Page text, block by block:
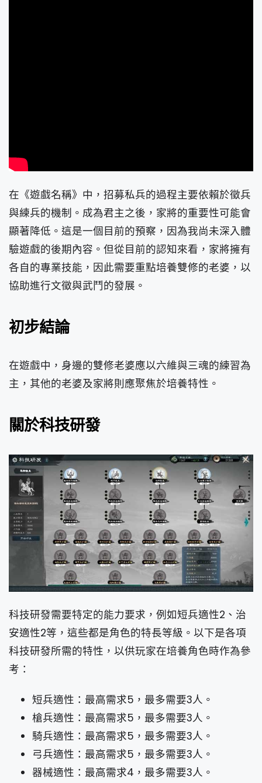
在《遊戲名稱》中，招募私兵的過程主要依賴於徵兵
與練兵的機制。成為君主之後，家將的重要性可能會
顯著降低。這是一個目前的預察，因為我尚未深入體
驗遊戲的後期內容。但從目前的認知來看，家將擁有
各自的專業技能，因此需要重點培養雙修的老婆，以
協助進行文徵與武鬥的發展。
初步結論
在遊戲中，身邊的雙修老婆應以六維與三魂的練習為
主，其他的老婆及家將則應聚焦於培養特性。
關於科技研發
科技研發需要特定的能力要求，例如短兵適性2、治
安適性2等，這些都是角色的特長等級。以下是各項
科技研發所需的特性，以供玩家在培養角色時作為參
考：
短兵適性：最高需求5，最多需要3人。
槍兵適性：最高需求5，最多需要3人。
騎兵適性：最高需求5，最多需要3人。
弓兵適性：最高需求5，最多需要3人。
器械適性：最高需求4，最多需要3人。